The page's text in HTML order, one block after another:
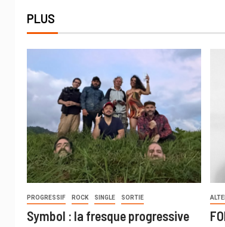
PLUS
PROGRESSIF ROCK SINGLE SORTIE
Symbol : la fresque progressive